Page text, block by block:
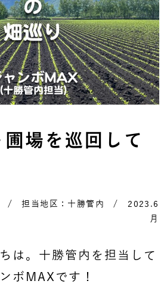
場を巡回して
/ 担当地区：十勝管内 / 2023.6
月
は。十勝管内を担当して
ボMAXです！